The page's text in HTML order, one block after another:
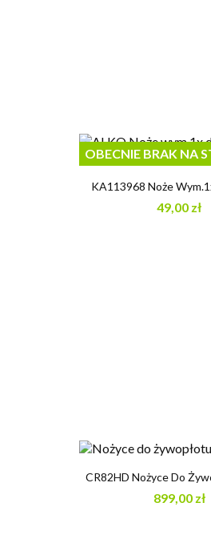
KA113968 Noże
49,00 zł
OBECNIE BRAK NA
CR82HD Nożyce Do
899,00 zł